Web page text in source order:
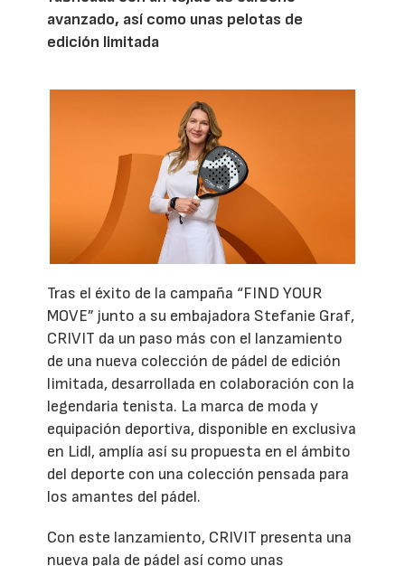
avanzado, así como unas pelotas de
edición limitada
Tras el éxito de la campaña “FIND YOUR
MOVE” junto a su embajadora Stefanie Graf,
CRIVIT da un paso más con el lanzamiento
de una nueva colección de pádel de edición
limitada, desarrollada en colaboración con la
legendaria tenista. La marca de moda y
equipación deportiva, disponible en exclusiva
en Lidl, amplía así su propuesta en el ámbito
del deporte con una colección pensada para
los amantes del pádel.
Con este lanzamiento, CRIVIT presenta una
nueva pala de pádel así como unas